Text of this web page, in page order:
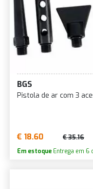
BGS
Pistola de ar com 3
€ 18.60 € 35.16
Em estoque Entrega em 6